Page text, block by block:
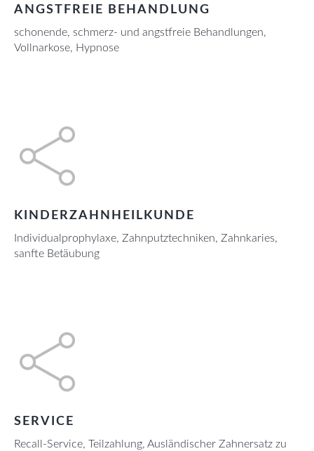
ANGSTFREIE BEHANDLUNG
schonende, schmerz- und angstfreie Behandlungen,
Vollnarkose, Hypnose
KINDERZAHNHEILKUNDE
Individualprophylaxe, Zahnputztechniken, Zahnkaries,
sanfte Betäubung
SERVICE
Recall-Service, Teilzahlung, Ausländischer Zahnersatz zu